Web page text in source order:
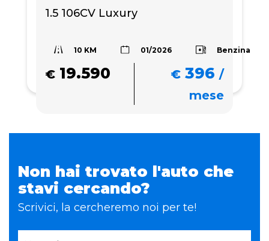
1.5 106CV Luxury
10 KM 01/2026 Benzina
€ 19.590 € 396 /
mese
Non hai trovato l'auto che
stavi cercando?
Scrivici, la cercheremo noi per te!